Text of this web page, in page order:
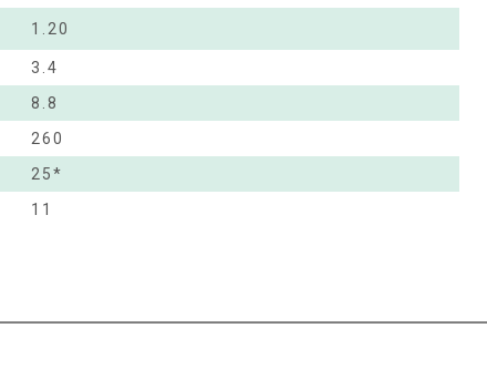
1.20
3.4
8.8
260
25*
11